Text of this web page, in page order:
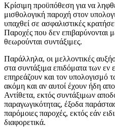
Κρίσιμη προϋπόθεση για να
μισθολογική παροχή στον
υπαχθεί σε ασφαλιστικές
Παροχές που δεν επιβαρύνονται
θεωρούνται συντάξιμες.
Παράλληλα, οι μελλοντικές
στα συντάξιμα επιδόματα των εν
επηρεάζουν και τον υπολογισμό
ακόμη και αν αυτοί έχουν ήδη
Αντίθετα, εκτός συντάξιμων
παραγωγικότητας, έξοδα
παρόμοιες παροχές, εκτός εάν
διαφορετικά.